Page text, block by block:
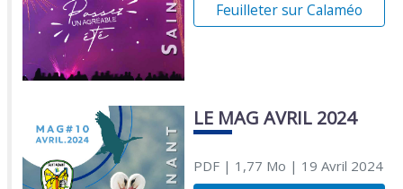
Feuilleter sur Calaméo
LE MAG AVRIL 2024
PDF| 1,77 Mo | 19 Avril 2024